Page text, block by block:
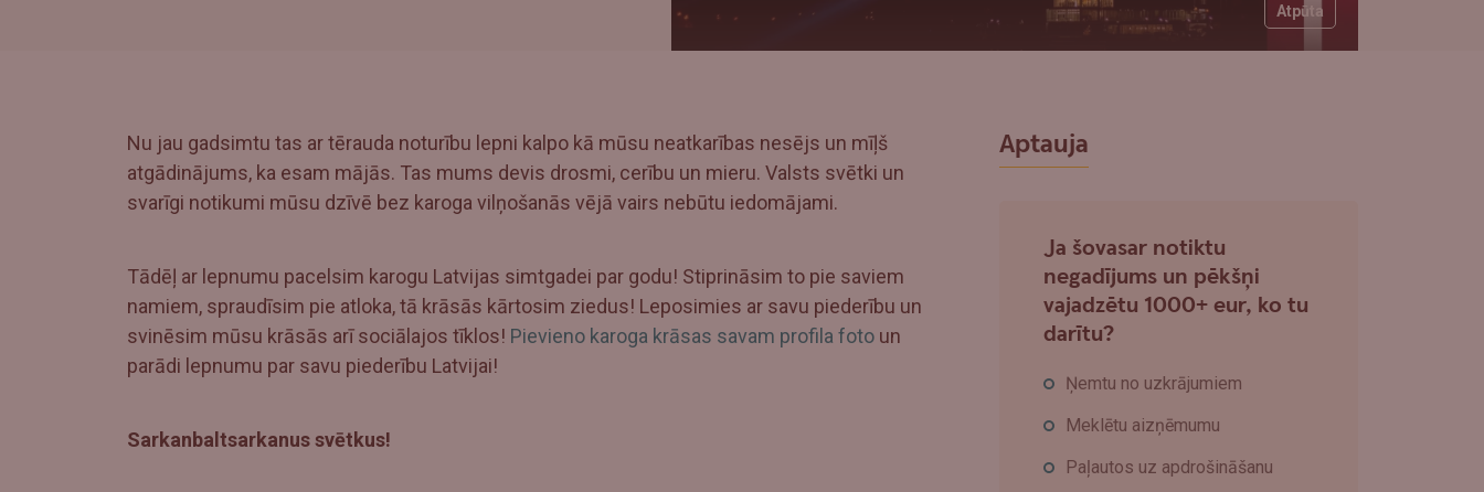
Atpūta
Nu jau gadsimtu tas ar tērauda noturību lepni kalpo kā mūsu neatkarības nesējs un mīļš
atgādinājums, ka esam mājās. Tas mums devis drosmi, cerību un mieru. Valsts svētki un
svarīgi notikumi mūsu dzīvē bez karoga vilņošanās vējā vairs nebūtu iedomājami.
Tādēļ ar lepnumu pacelsim karogu Latvijas simtgadei par godu! Stiprināsim to pie saviem
namiem, spraudīsim pie atloka, tā krāsās kārtosim ziedus! Leposimies ar savu piederību un
svinēsim mūsu krāsās arī sociālajos tīklos! Pievieno karoga krāsas savam profila fotoun
parādi lepnumu par savu piederību Latvijai!
Sarkanbaltsarkanus svētkus!
Aptauja
Ja šovasar notiktu
negadījums un pēkšņi
vajadzētu 1000+ eur, ko tu
darītu?
Ņemtu no uzkrājumiem
Meklētu aizņēmumu
Paļautos uz apdrošināšanu